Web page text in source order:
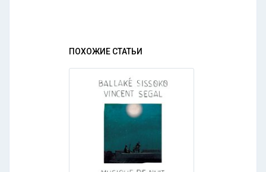
ПОХОЖИЕ СТАТЬИ